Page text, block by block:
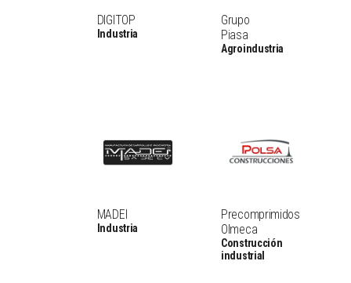
DIGITOP
Industria
Grupo
Piasa
Agroindustria
MADEI
Industria
Precomprimidos
Olmeca
Construcción
industrial